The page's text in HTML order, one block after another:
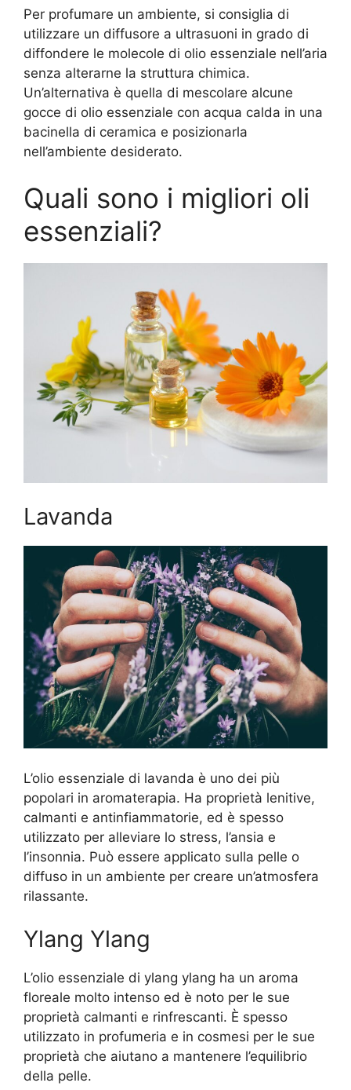
Per profumare un ambiente, si consiglia di
utilizzare un diffusore a ultrasuoni in grado di
diffondere le molecole di olio essenziale nell’aria
senza alterarne la struttura chimica.
Un’alternativa è quella di mescolare alcune
gocce di olio essenziale con acqua calda in una
bacinella di ceramica e posizionarla
nell’ambiente desiderato.
Quali sono i migliori oli
essenziali?
Lavanda
L’olio essenziale di lavanda è uno dei più
popolari in aromaterapia. Ha proprietà lenitive,
calmanti e antinfiammatorie, ed è spesso
utilizzato per alleviare lo stress, l’ansia e
l’insonnia. Può essere applicato sulla pelle o
diffuso in un ambiente per creare un’atmosfera
rilassante.
Ylang Ylang
L’olio essenziale di ylang ylang ha un aroma
floreale molto intenso ed è noto per le sue
proprietà calmanti e rinfrescanti. È spesso
utilizzato in profumeria e in cosmesi per le sue
proprietà che aiutano a mantenere l’equilibrio
della pelle.